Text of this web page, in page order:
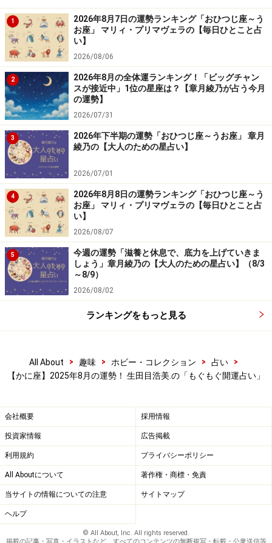
1
2026年8月7日の運勢ランキング「おひつじ座～う
お座」 マリィ・プリマヴェラの【毎日ひとこと占
い】
2026/08/06
2
2026年8月の全体運ランキング！「ビッグチャン
スが接近中」1位の星座は？【章月綾乃が占う今月
の運勢】
2026/07/31
3
2026年下半期の運勢「おひつじ座～うお座」 章月
綾乃の【大人のための星占い】
2026/07/01
4
2026年8月8日の運勢ランキング「おひつじ座～う
お座」 マリィ・プリマヴェラの【毎日ひとこと占
い】
2026/08/07
5
今週の運勢「滋養と休息で、底力を上げていきま
しょう」章月綾乃の【大人のための星占い】（8/3
～8/9）
2026/08/02
ランキングをもっと見る
All About > 趣味 > ホビー・コレクション > 占い
>
【かに座】2025年8月の運勢！ 生田目浩美.の「もぐもぐ開運占い」
会社概要 採用情報
投資家情報 広告掲載
利用規約 プライバシーポリシー
All Aboutについて 著作権・商標・免責
当サイトの情報についての注意 サイトマップ
ヘルプ
© All About, Inc. All rights reserved.